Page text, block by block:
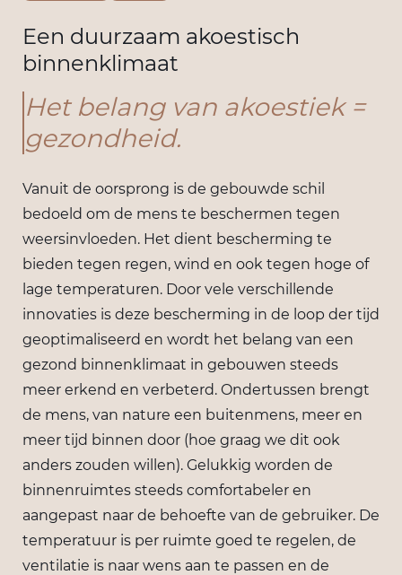
Een duurzaam akoestisch
binnenklimaat
Het belang van akoestiek =
gezondheid.
Vanuit de oorsprong is de gebouwde schil
bedoeld om de mens te beschermen tegen
weersinvloeden. Het dient bescherming te
bieden tegen regen, wind en ook tegen hoge of
lage temperaturen. Door vele verschillende
innovaties is deze bescherming in de loop der tijd
geoptimaliseerd en wordt het belang van een
gezond binnenklimaat in gebouwen steeds
meer erkend en verbeterd. Ondertussen brengt
de mens, van nature een buitenmens, meer en
meer tijd binnen door (hoe graag we dit ook
anders zouden willen). Gelukkig worden de
binnenruimtes steeds comfortabeler en
aangepast naar de behoefte van de gebruiker. De
temperatuur is per ruimte goed te regelen, de
ventilatie is naar wens aan te passen en de